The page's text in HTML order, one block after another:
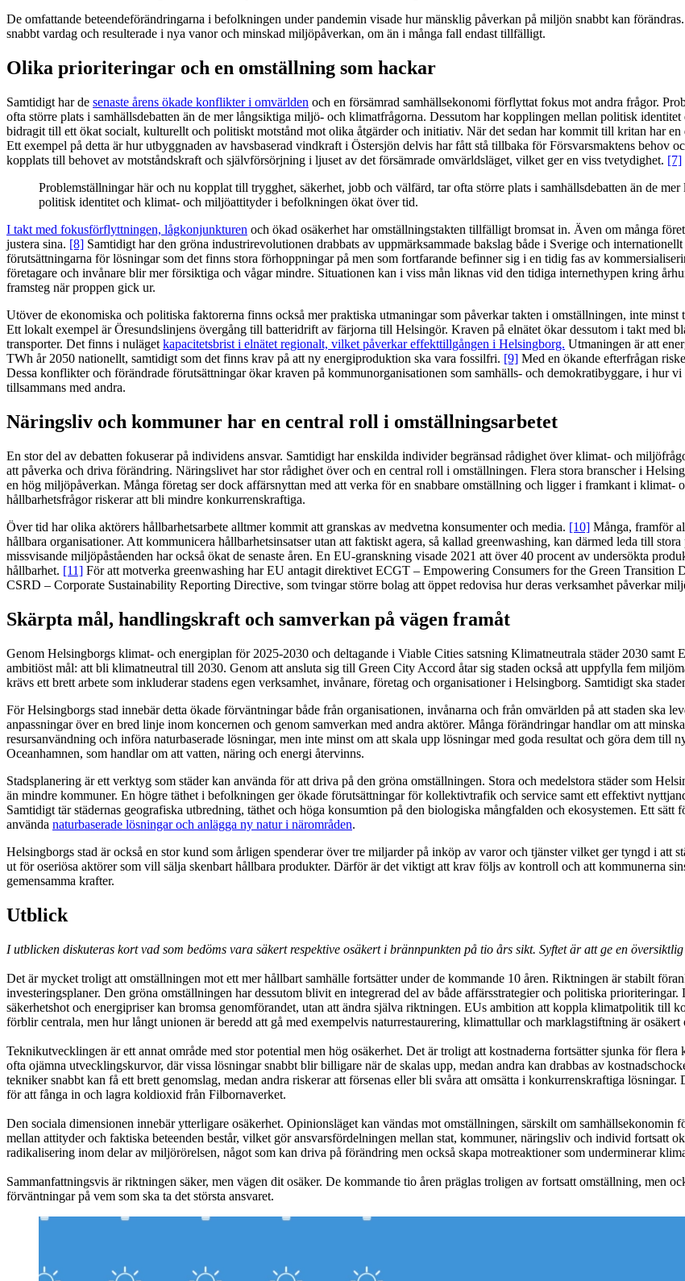
De omfattande beteendeförändringarna i befolkningen under pandemin visade hur mänsklig påverkan på miljön snabbt kan
snabbt vardag och resulterade i nya vanor och minskad miljöpåverkan, om än i många fall endast tillfälligt.
Olika prioriteringar och en omställning som hackar
Samtidigt har de senaste årens ökade konflikter i omvärlden och en försämrad samhällsekonomi förflyttat fokus mot andra frågor.
ofta större plats i samhällsdebatten än de mer långsiktiga miljö- och klimatfrågorna. Dessutom har kopplingen mellan politisk
bidragit till ett ökat socialt, kulturellt och politiskt motstånd mot olika åtgärder och initiativ. När det sedan har kommit till kritan har
Ett exempel på detta är hur utbyggnaden av havsbaserad vindkraft i Östersjön delvis har fått stå tillbaka för Försvarsmaktens behov
kopplats till behovet av motståndskraft och självförsörjning i ljuset av det försämrade omvärldsläget, vilket ger en viss tvetydighet. [7]
Problemställningar här och nu kopplat till trygghet, säkerhet, jobb och välfärd, tar ofta större plats i samhällsdebatten än de
politisk identitet och klimat- och miljöattityder i befolkningen ökat över tid.
I takt med fokusförflyttningen, lågkonjunkturen och ökad osäkerhet har omställningstakten tillfälligt bromsat in. Även om många
justera sina. [8] Samtidigt har den gröna industrirevolutionen drabbats av uppmärksammade bakslag både i Sverige och
förutsättningarna för lösningar som det finns stora förhoppningar på men som fortfarande befinner sig i en tidig fas av
företagare och invånare blir mer försiktiga och vågar mindre. Situationen kan i viss mån liknas vid den tidiga internethypen kring
framsteg när proppen gick ur.
Utöver de ekonomiska och politiska faktorerna finns också mer praktiska utmaningar som påverkar takten i omställningen, inte
Ett lokalt exempel är Öresundslinjens övergång till batteridrift av färjorna till Helsingör. Kraven på elnätet ökar dessutom i takt med
transporter. Det finns i nuläget kapacitetsbrist i elnätet regionalt, vilket påverkar effekttillgången i Helsingborg. Utmaningen är att
TWh år 2050 nationellt, samtidigt som det finns krav på att ny energiproduktion ska vara fossilfri. [9] Med en ökande efterfrågan
Dessa konflikter och förändrade förutsättningar ökar kraven på kommunorganisationen som samhälls- och demokratibyggare, i hur
tillsammans med andra.
Näringsliv och kommuner har en central roll i omställningsarbetet
En stor del av debatten fokuserar på individens ansvar. Samtidigt har enskilda individer begränsad rådighet över klimat- och
att påverka och driva förändring. Näringslivet har stor rådighet över och en central roll i omställningen. Flera stora branscher i
en hög miljöpåverkan. Många företag ser dock affärsnyttan med att verka för en snabbare omställning och ligger i framkant i klimat-
hållbarhetsfrågor riskerar att bli mindre konkurrenskraftiga.
Över tid har olika aktörers hållbarhetsarbete alltmer kommit att granskas av medvetna konsumenter och media. [10] Många, framför
hållbara organisationer. Att kommunicera hållbarhetsinsatser utan att faktiskt agera, så kallad greenwashing, kan därmed leda till
missvisande miljöpåståenden har också ökat de senaste åren. En EU-granskning visade 2021 att över 40 procent av undersökta
hållbarhet. [11] För att motverka greenwashing har EU antagit direktivet ECGT – Empowering Consumers for the Green Transition
CSRD – Corporate Sustainability Reporting Directive, som tvingar större bolag att öppet redovisa hur deras verksamhet påverkar
Skärpta mål, handlingskraft och samverkan på vägen framåt
Genom Helsingborgs klimat- och energiplan för 2025-2030 och deltagande i Viable Cities satsning Klimatneutrala städer 2030 samt
ambitiöst mål: att bli klimatneutral till 2030. Genom att ansluta sig till Green City Accord åtar sig staden också att uppfylla fem
krävs ett brett arbete som inkluderar stadens egen verksamhet, invånare, företag och organisationer i Helsingborg. Samtidigt ska
För Helsingborgs stad innebär detta ökade förväntningar både från organisationen, invånarna och från omvärlden på att staden ska
anpassningar över en bred linje inom koncernen och genom samverkan med andra aktörer. Många förändringar handlar om att
resursanvändning och införa naturbaserade lösningar, men inte minst om att skala upp lösningar med goda resultat och göra dem till
Oceanhamnen, som handlar om att vatten, näring och energi återvinns.
Stadsplanering är ett verktyg som städer kan använda för att driva på den gröna omställningen. Stora och medelstora städer som
än mindre kommuner. En högre täthet i befolkningen ger ökade förutsättningar för kollektivtrafik och service samt ett effektivt
Samtidigt tär städernas geografiska utbredning, täthet och höga konsumtion på den biologiska mångfalden och ekosystemen. Ett sätt
använda naturbaserade lösningar och anlägga ny natur i närområden.
Helsingborgs stad är också en stor kund som årligen spenderar över tre miljarder på inköp av varor och tjänster vilket ger tyngd i att
ut för oseriösa aktörer som vill sälja skenbart hållbara produkter. Därför är det viktigt att krav följs av kontroll och att kommunerna
gemensamma krafter.
Utblick
I utblicken diskuteras kort vad som bedöms vara säkert respektive osäkert i brännpunkten på tio års sikt. Syftet är att ge en
Det är mycket troligt att omställningen mot ett mer hållbart samhälle fortsätter under de kommande 10 åren. Riktningen är stabilt
investeringsplaner. Den gröna omställningen har dessutom blivit en integrerad del av både affärsstrategier och politiska
säkerhetshot och energipriser kan bromsa genomförandet, utan att ändra själva riktningen. EUs ambition att koppla klimatpolitik till
förblir centrala, men hur långt unionen är beredd att gå med exempelvis naturrestaurering, klimattullar och marklagstiftning är
Teknikutvecklingen är ett annat område med stor potential men hög osäkerhet. Det är troligt att kostnaderna fortsätter sjunka för
ofta ojämna utvecklingskurvor, där vissa lösningar snabbt blir billigare när de skalas upp, medan andra kan drabbas av
tekniker snabbt kan få ett brett genomslag, medan andra riskerar att försenas eller bli svåra att omsätta i konkurrenskraftiga
för att fånga in och lagra koldioxid från Filbornaverket.
Den sociala dimensionen innebär ytterligare osäkerhet. Opinionsläget kan vändas mot omställningen, särskilt om samhällsekonomin
mellan attityder och faktiska beteenden består, vilket gör ansvarsfördelningen mellan stat, kommuner, näringsliv och individ fortsatt
radikalisering inom delar av miljörörelsen, något som kan driva på förändring men också skapa motreaktioner som underminerar
Sammanfattningsvis är riktningen säker, men vägen dit osäker. De kommande tio åren präglas troligen av fortsatt omställning, men
förväntningar på vem som ska ta det största ansvaret.